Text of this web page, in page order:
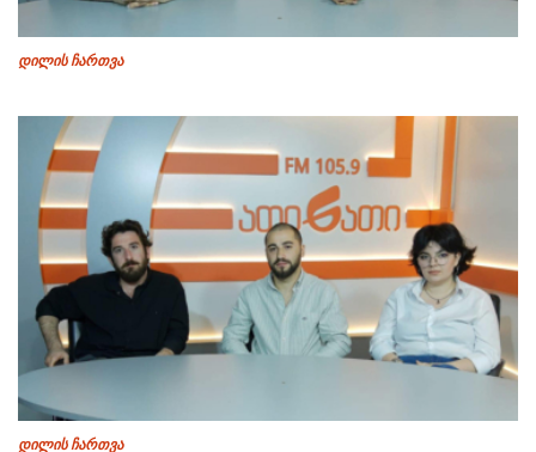
დილის ჩართვა
დილის ჩართვა